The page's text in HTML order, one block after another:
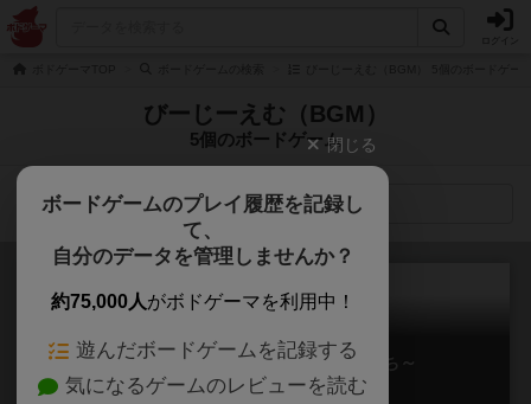
びーじーえむ（BGM）
5個のボードゲーム
検索メニュー
ボードゲーム工場～魔女と弟子たち～
Boardgame Mill
閉じる
ボードゲームのプレイ履歴を記録し
て、
自分のデータを管理しませんか？
約75,000人がボドゲーマを利用中！
遊んだボードゲームを記録する
気になるゲームのレビューを読む